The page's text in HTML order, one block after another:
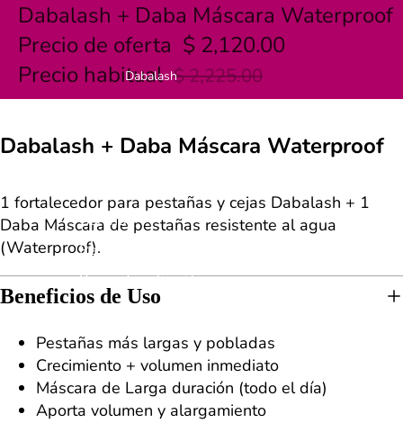
Dabalash
Garantía
Resultados
Pasos de aplicación
Preguntas Frecuentes
Dabalash + Daba Máscara Waterproof
Precio de oferta $ 2,120.00
Precio habitual $ 2,225.00
Dabalash + Daba Máscara Waterproof
1 fortalecedor para pestañas y cejas Dabalash + 1
Daba Máscara de pestañas resistente al agua
(Waterproof).
Beneficios de Uso
Pestañas más largas y pobladas
Crecimiento + volumen inmediato
Máscara de Larga duración (todo el día)
Aporta volumen y alargamiento